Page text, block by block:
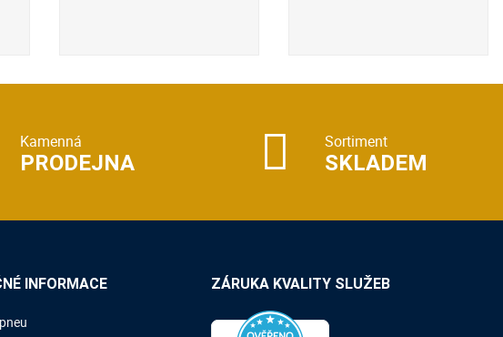
Kamenná
PRODEJNA
Sortiment
SKLADEM
INFORMACE ZÁRUKA KVALITY SLUŽEB